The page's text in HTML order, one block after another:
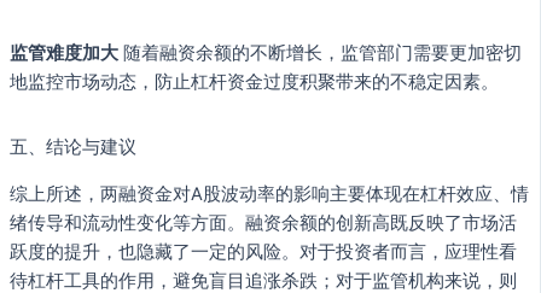
监管难度加大 随着融资余额的不断增长，监管部门需要更加密切
地监控市场动态，防止杠杆资金过度积聚带来的不稳定因素。
五、结论与建议
综上所述，两融资金对A股波动率的影响主要体现在杠杆效应、情
绪传导和流动性变化等方面。融资余额的创新高既反映了市场活
跃度的提升，也隐藏了一定的风险。对于投资者而言，应理性看
待杠杆工具的作用，避免盲目追涨杀跌；对于监管机构来说，则